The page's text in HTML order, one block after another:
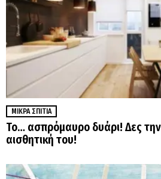
ΜΙΚΡΆ ΣΠΊΤΙΑ
Το… ασπρόμαυρο δυάρι! Δες την
αισθητική του!